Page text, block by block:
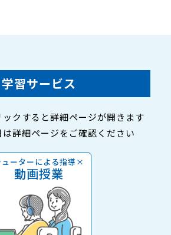
学習サービス
クすると詳細ページが開きます
詳細ページをご確認ください
ューターによる指導×
動画授業